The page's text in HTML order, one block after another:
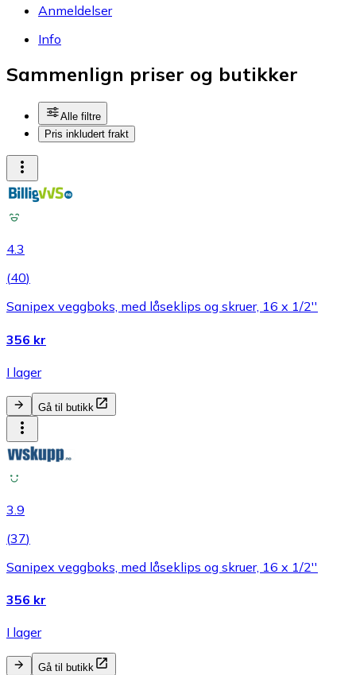
Anmeldelser
Info
Sammenlign priser og butikker
Alle filtre
Pris inkludert frakt
4.3
(40)
Sanipex veggboks, med låseklips og skruer, 16 x 1/2''
356 kr
I lager
Gå til butikk
3.9
(37)
Sanipex veggboks, med låseklips og skruer, 16 x 1/2''
356 kr
I lager
Gå til butikk